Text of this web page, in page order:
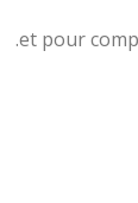
et pour